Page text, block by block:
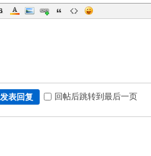
发表回复 回帖后跳转到最后一页